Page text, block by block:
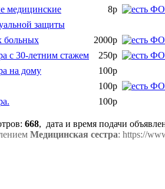
медицинские 8р
защиты
больных 2000р
с 30-летним стажем 250р
на дому 100р
100р
100р
: 668, дата и время подачи
Медицинская сестра: https://